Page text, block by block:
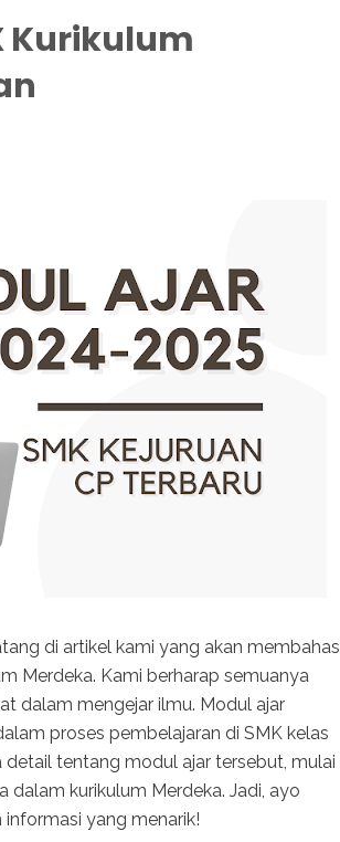
Kurikulum
di artikel kami yang akan membahas
Merdeka. Kami berharap semuanya
dalam mengejar ilmu. Modul ajar
proses pembelajaran di SMK kelas
detail tentang modul ajar tersebut, mulai
kurikulum Merdeka. Jadi, ayo
yang menarik!